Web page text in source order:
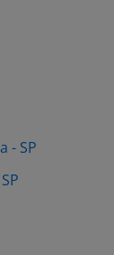
- SP